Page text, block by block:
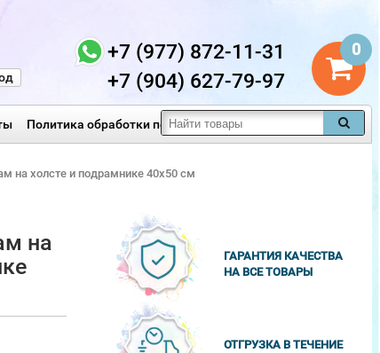
0
+7 (977) 872-11-31
+7 (904) 627-79-97
Политика обработки персональных данных
на холсте и подрамнике 40х50 см
на
ГАРАНТИЯ КАЧЕСТВА
НА ВСЕ ТОВАРЫ
ОТГРУЗКА В ТЕЧЕНИЕ